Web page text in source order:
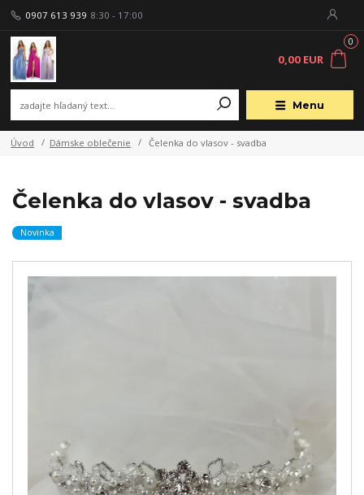
Menu
0907 613 939 8:30 - 17:00
0
0,00 EUR
Úvod Dámske oblečenie Čelenka do vlasov - svadba
Čelenka do vlasov - svadba
Novinka